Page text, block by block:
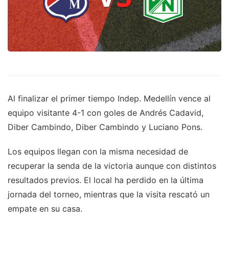
Al finalizar el primer tiempo Indep. Medellín vence al
equipo visitante 4-1 con goles de Andrés Cadavid,
Diber Cambindo, Diber Cambindo y Luciano Pons.
Los equipos llegan con la misma necesidad de
recuperar la senda de la victoria aunque con distintos
resultados previos. El local ha perdido en la última
jornada del torneo, mientras que la visita rescató un
empate en su casa.